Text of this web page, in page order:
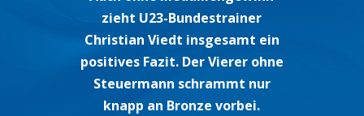
zieht U23-Bundestrainer
Christian Viedt insgesamt ein
positives Fazit. Der Vierer ohne
Steuermann schrammt nur
knapp an Bronze vorbei.